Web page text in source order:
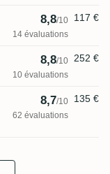
8,8/10
14 évaluations
117 €
8,8/10
10 évaluations
252 €
8,7/10
62 évaluations
135 €